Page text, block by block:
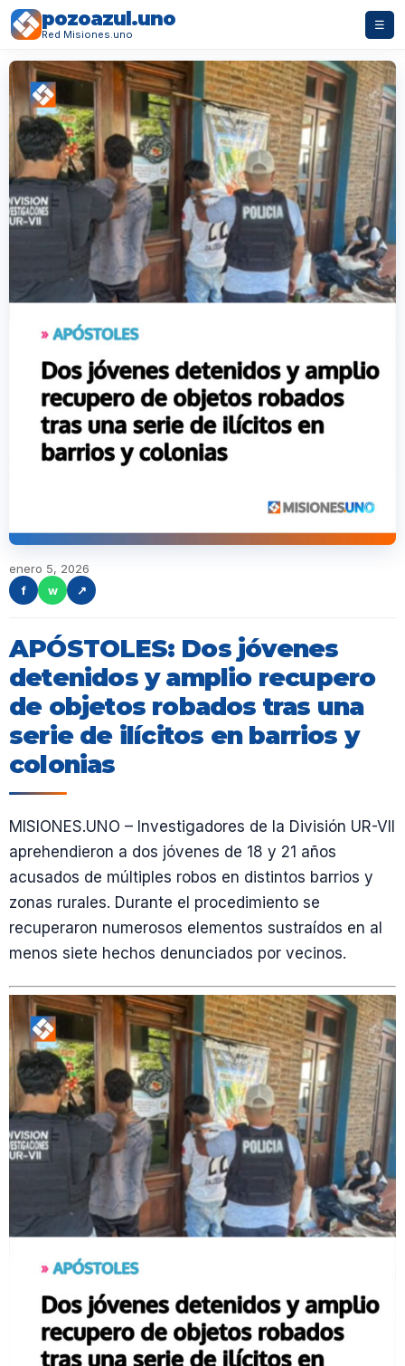
pozoazul.uno
Red Misiones.uno
☰
enero 5, 2026
f
w ↗
APÓSTOLES: Dos jóvenes
detenidos y amplio recupero
de objetos robados tras una
serie de ilícitos en barrios y
colonias
MISIONES.UNO – Investigadores de la División UR-VII
aprehendieron a dos jóvenes de 18 y 21 años
acusados de múltiples robos en distintos barrios y
zonas rurales. Durante el procedimiento se
recuperaron numerosos elementos sustraídos en al
menos siete hechos denunciados por vecinos.